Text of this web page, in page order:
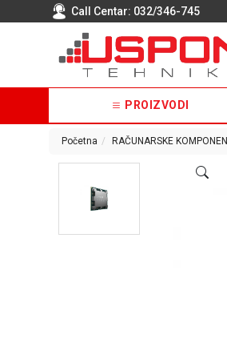
Call Centar: 032/346-745
PROIZVODI
Početna RAČUNARSKE